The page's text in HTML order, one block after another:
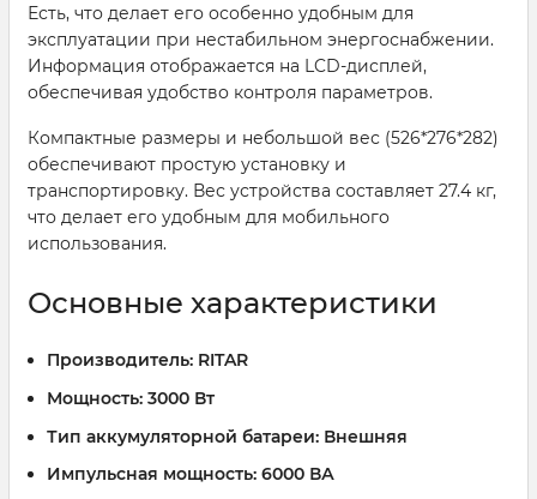
Есть, что делает его особенно удобным для
эксплуатации при нестабильном энергоснабжении.
Информация отображается на LCD-дисплей,
обеспечивая удобство контроля параметров.
Компактные размеры и небольшой вес (526*276*282)
обеспечивают простую установку и
транспортировку. Вес устройства составляет 27.4 кг,
что делает его удобным для мобильного
использования.
Основные характеристики
Производитель: RITAR
Мощность: 3000 Вт
Тип аккумуляторной батареи: Внешняя
Импульсная мощность: 6000 ВА